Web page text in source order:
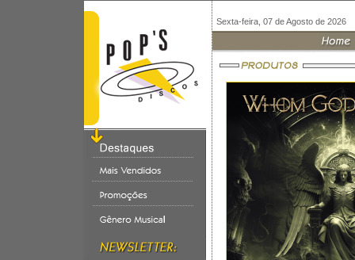
Sexta-feira, 07 de Agosto de 2026